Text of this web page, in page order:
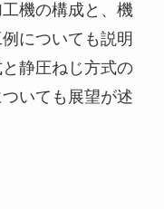
機の構成と、機
についても説明
静圧ねじ方式の
いても展望が述